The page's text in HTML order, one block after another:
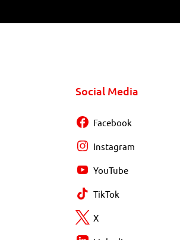
Social Media
Facebook
Instagram
YouTube
TikTok
X